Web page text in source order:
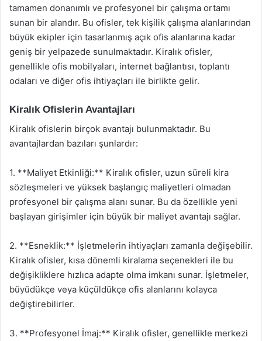
tamamen donanımlı ve profesyonel bir çalışma ortamı
sunan bir alandır. Bu ofisler, tek kişilik çalışma alanlarından
büyük ekipler için tasarlanmış açık ofis alanlarına kadar
geniş bir yelpazede sunulmaktadır. Kiralık ofisler,
genellikle ofis mobilyaları, internet bağlantısı, toplantı
odaları ve diğer ofis ihtiyaçları ile birlikte gelir.
Kiralık Ofislerin Avantajları
Kiralık ofislerin birçok avantajı bulunmaktadır. Bu
avantajlardan bazıları şunlardır:
1. **Maliyet Etkinliği:** Kiralık ofisler, uzun süreli kira
sözleşmeleri ve yüksek başlangıç maliyetleri olmadan
profesyonel bir çalışma alanı sunar. Bu da özellikle yeni
başlayan girişimler için büyük bir maliyet avantajı sağlar.
2. **Esneklik:** İşletmelerin ihtiyaçları zamanla değişebilir.
Kiralık ofisler, kısa dönemli kiralama seçenekleri ile bu
değişikliklere hızlıca adapte olma imkanı sunar. İşletmeler,
büyüdükçe veya küçüldükçe ofis alanlarını kolayca
değiştirebilirler.
3. **Profesyonel İmaj:** Kiralık ofisler, genellikle merkezi